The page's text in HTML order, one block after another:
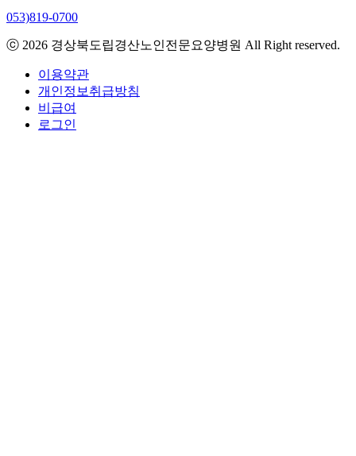
053)819-0700
ⓒ 2026 경상북도립경산노인전문요양병원 All Right reserved.
이용약관
개인정보취급방침
비급여
로그인